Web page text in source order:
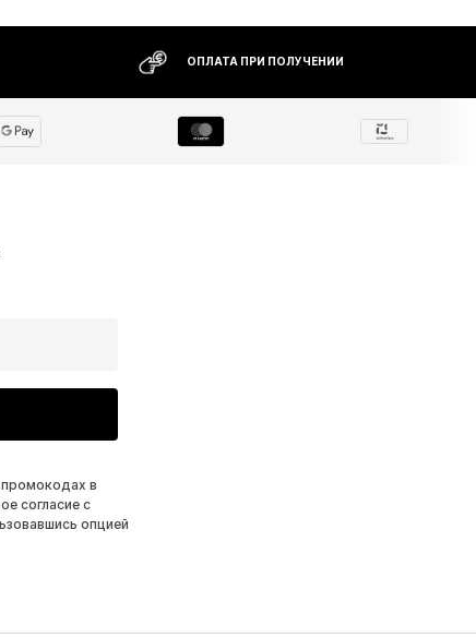
ОПЛАТА ПРИ ПОЛУЧЕНИИ
в
согласие с
опцией